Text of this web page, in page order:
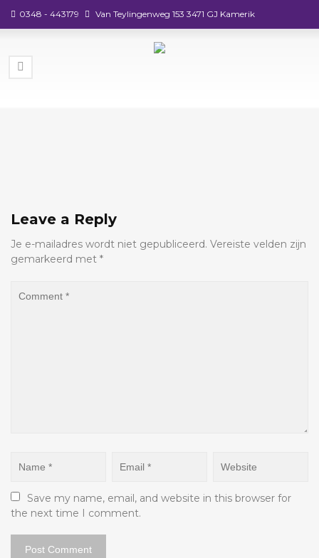
0348 - 443179 Van Teylingenweg 153 3471 GJ Kamerik
Leave a Reply
Je e-mailadres wordt niet gepubliceerd. Vereiste velden zijn
gemarkeerd met *
Save my name, email, and website in this browser for
the next time I comment.